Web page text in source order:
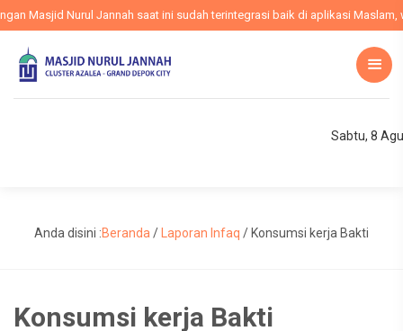
Masjid Nurul Jannah saat ini sudah terintegrasi baik di aplikasi Maslam,
Sabtu, 8
Anda disini :Beranda / Laporan Infaq / Konsumsi kerja Bakti
Konsumsi kerja Bakti